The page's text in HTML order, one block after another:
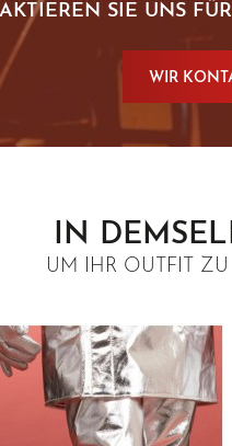
SIE UNS
WIR
IN
UM IHR OUTFIT